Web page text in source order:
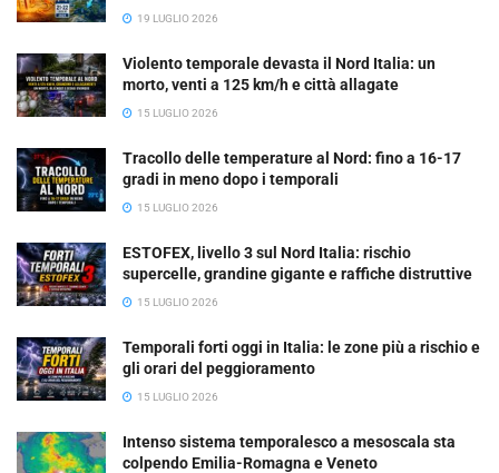
19 LUGLIO 2026
Violento temporale devasta il Nord Italia: un
morto, venti a 125 km/h e città allagate
15 LUGLIO 2026
Tracollo delle temperature al Nord: fino a 16-17
gradi in meno dopo i temporali
15 LUGLIO 2026
ESTOFEX, livello 3 sul Nord Italia: rischio
supercelle, grandine gigante e raffiche distruttive
15 LUGLIO 2026
Temporali forti oggi in Italia: le zone più a rischio e
gli orari del peggioramento
15 LUGLIO 2026
Intenso sistema temporalesco a mesoscala sta
colpendo Emilia-Romagna e Veneto